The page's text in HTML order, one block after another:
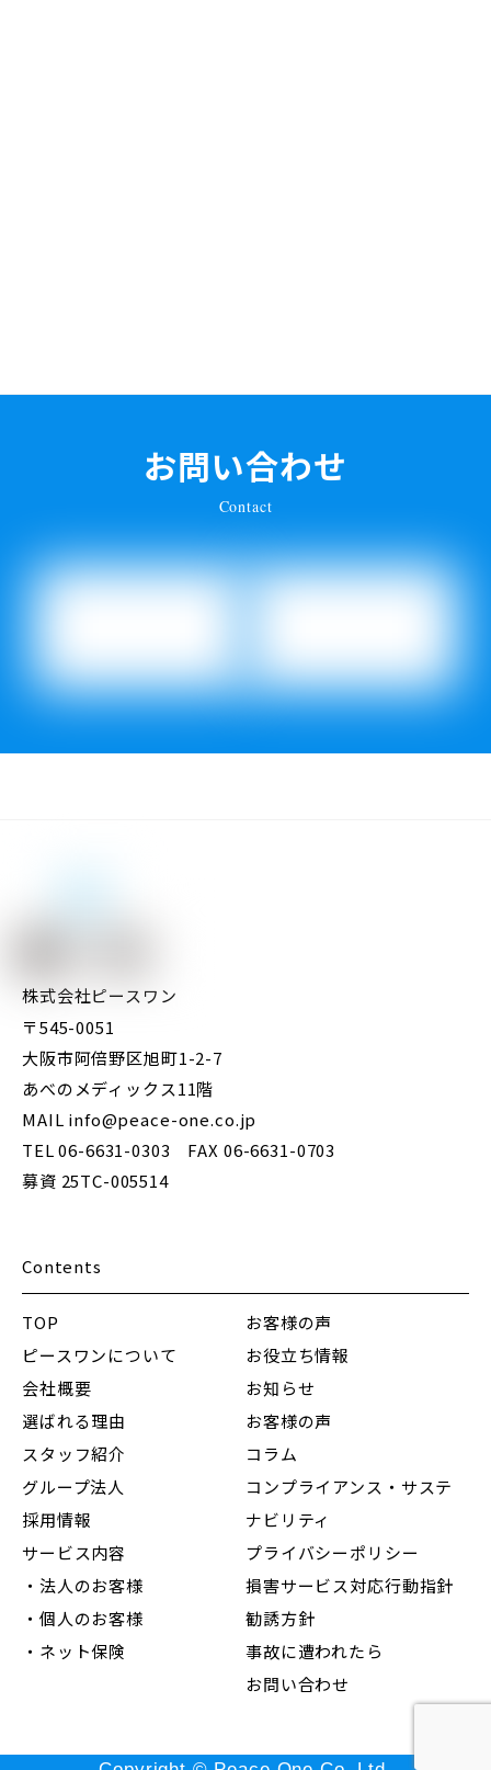
お問い合わせ
Contact
株式会社ピースワン
〒545-0051
大阪市阿倍野区旭町1-2-7
あべのメディックス11階
MAIL info@peace-one.co.jp
TEL 06-6631-0303 FAX 06-6631-0703
募資 25TC-005514
Contents
TOP
ピースワンについて
会社概要
選ばれる理由
スタッフ紹介
グループ法人
採用情報
サービス内容
・法人のお客様
・個人のお客様
・ネット保険
お客様の声
お役立ち情報
お知らせ
お客様の声
コラム
コンプライアンス・サステ
ナビリティ
プライバシーポリシー
損害サービス対応行動指針
勧誘方針
事故に遭われたら
お問い合わせ